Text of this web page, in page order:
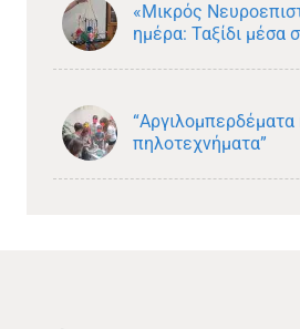
«Μικρός
ημέρα: Ταξίδι μέσα
“Αργιλομπερδέματα
πηλοτεχνήματα”